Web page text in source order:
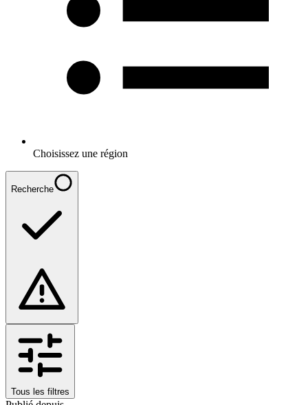
Choisissez une région
Recherche
Tous les filtres